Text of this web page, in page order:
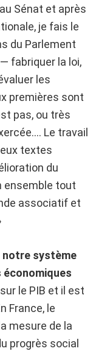
Sénat et après
je fais le
du Parlement
fabriquer la loi,
les
premières sont
pas, ou très
Le travail
textes
du
ensemble tout
associatif et
notre système
économiques
le PIB et il est
France, le
mesure de la
progrès social